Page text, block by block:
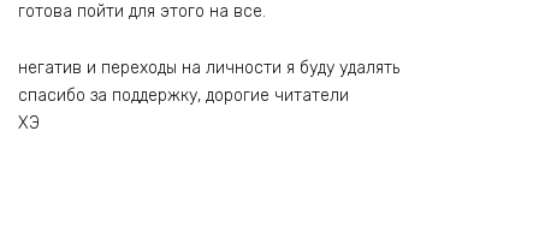
готова пойти для этого на все.
негатив и переходы на личности я буду удалять
спасибо за поддержку, дорогие читатели
ХЭ